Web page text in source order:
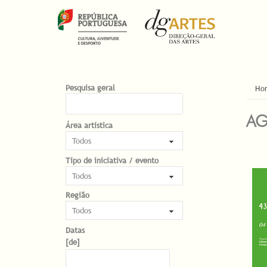
Pesquisa geral
Área artística
Tipo de iniciativa / evento
Região
Datas
Datas
Date